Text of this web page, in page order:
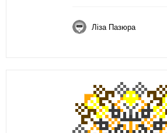
Ліза Пазюра